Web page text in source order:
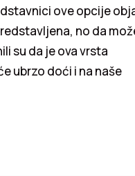
ove opcije
no da
su da je ova vrsta
ubrzo doći i na naše